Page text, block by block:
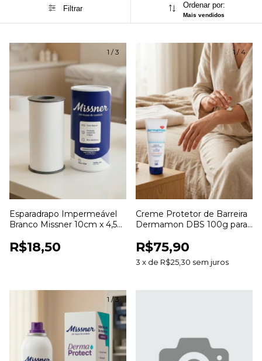
Filtrar Ordenar por:
Mais vendidos
1 /3
Esparadrapo Impermeável
Branco Missner 10cm x 4,5m
R$18,50
1/4
Creme Protetor de Barreira
Dermamon DBS 100g para
Pele
R$75,90
3 x de R$25,30 sem juros
1 /3